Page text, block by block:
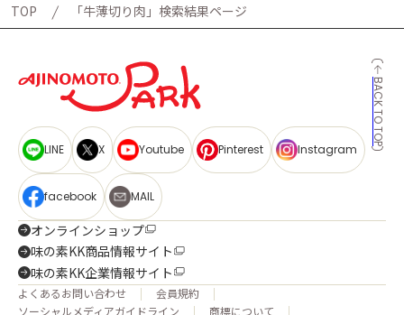
TOP 「牛薄切り肉」検索結果ページ
BACK TO TOP
LINE X Youtube Pinterest Instagram
facebook MAIL
オンラインショップ
味の素KK商品情報サイト
味の素KK企業情報サイト
よくあるお問い合わせ
会員規約
ソーシャルメディアガイドライン
商標について